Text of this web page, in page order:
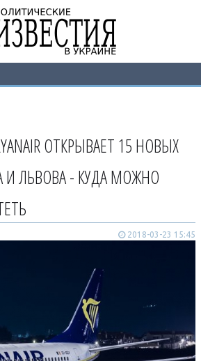
ОТКРЫВАЕТ 15 НОВЫХ
И ЛЬВОВА - КУДА МОЖНО
2018-03-23 15:45